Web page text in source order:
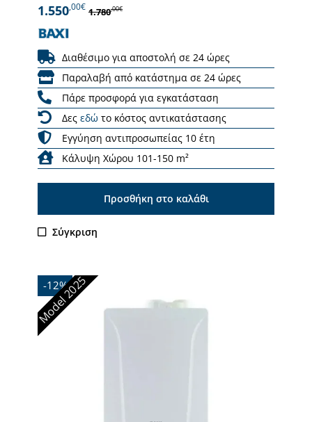
1.550,00€ 1.780,00€
Διαθέσιμο για αποστολή σε 24 ώρες
Παραλαβή από κατάστημα σε 24 ώρες
Πάρε προσφορά για εγκατάσταση
Δες εδώ το κόστος αντικατάστασης
Εγγύηση αντιπροσωπείας 10 έτη
Κάλυψη Χώρου 101-150 m²
Προσθήκη στο καλάθι
Σύγκριση
-12%
Model 2025